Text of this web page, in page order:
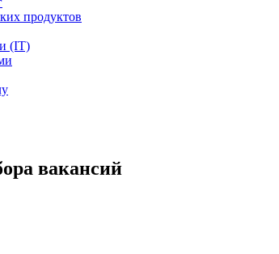
продуктов
(IT)
вакансий